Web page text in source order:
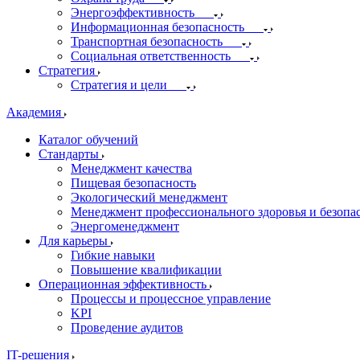
Энергоэффективность
Информационная безопасность
Транспортная безопасность
Социальная ответственность
Стратегия
Стратегия и цели
Академия
Каталог обучений
Стандарты
Менеджмент качества
Пищевая безопасность
Экологический менеджмент
Менеджмент профессионального здоровья и
Энергоменеджмент
Для карьеры
Гибкие навыки
Повышение квалификации
Операционная эффективность
Процессы и процессное управление
KPI
Проведение аудитов
IT-решения